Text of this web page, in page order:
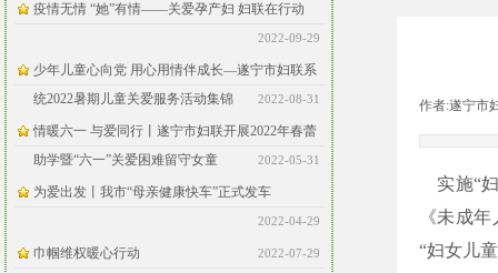
疫情无情 “她”有情——关爱孕产妇 妇联在行动
2022-09-29
少年儿童心向党 用心用情伴成长—遂宁市妇联系
统2022暑期儿童关爱服务活动集锦
2022-08-31
情暖六一 与爱同行丨遂宁市妇联开展2022年春蕾
助学暨“六一”关爱困难留守女童
2022-05-31
为爱出发丨我市“母亲健康快车”正式发车
2022-04-29
巾帼维权暖心行动 2022-07-29
作者:遂宁市
实施“
《未成
“妇女儿